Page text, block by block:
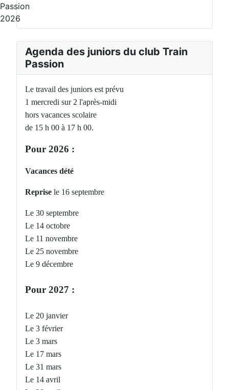
Agenda des juniors du club Train
Passion
Le travail des juniors est prévu
1 mercredi sur 2 l'après-midi
hors vacances scolaire
de 15 h 00 à 17 h 00.
Pour 2026 :
Vacances dété
Reprise le 16 septembre
Le 30 septembre
Le 14 octobre
Le 11 novembre
Le 25 novembre
Le 9 décembre
Pour 2027 :
Le 20 janvier
Le 3 février
Le 3 mars
Le 17 mars
Le 31 mars
Le 14 avril
Passion
2026